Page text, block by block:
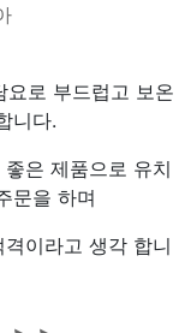
로 부드럽고 보온
니다.
은 제품으로 유치
문을 하며
이라고 생각 합니